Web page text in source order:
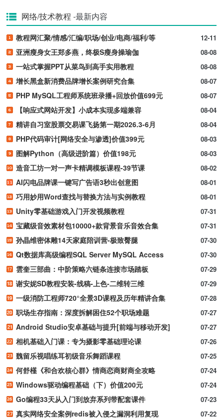
网络/技术教程 -最新内容
12-11
教程网汇聚/情感/汇编/职场/创业/电商/福利/等
08-08
亚洲瘦身女王郑多燕，终极S瘦身操瑜伽
08-08
一站式掌握PPT从菜鸟到高手实用教程
08-07
增长黑盒新消费品牌增长案例研究合集
08-07
PHP MySQL工程师系统班录播+回放价值699元
08-04
【响应式网站开发】小成本实现多端兼容
08-04
精讲自习室股票交易课飞扬第一期2026.3-6月
08-03
PHP代码审计[网络安全与渗透]价值399元
08-03
图解Python（高级进阶篇）价值198元
08-02
造音工坊一对一声卡精调模板课程-39节课
08-01
AI闪电品牌课一键写广告语3秒出创意图
08-01
巧用妙用Word查找与替换方法与实例教程
07-31
Unity零基础游戏入门开发视频教程
07-31
宝藏级音效素材包10000+款背景音乐音效合集
07-30
孙晶维密体雕14天家庭陪训营-极致臀腿
07-30
Qt数据库高级编程SQL Server MySQL Access
07-29
雲奎三部曲：中阶策略六链条连接市场踏板
07-29
谢安妮SD教程安装-线稿-上色-二维转三维
07-28
一级消防工程师720°全景3D课程及历年精讲合集
07-27
职场生存指南：深度拆解困住52个职场难题
07-27
Android Studio安卓基础与提升[前端与移动开发]
07-26
相机基础入门课：专为摄影零基础理论课
07-25
魏留乐视唱练耳初级音乐舞蹈课程
07-24
何舒槿《和合欢核心群》情商恋商财商全攻略
07-24
Windows驱动编程基础（下）价值200元
07-23
Go编程33天从入门到放弃系列带配套课件
07-22
真实网络安全案例redis被入侵之漏洞利用复现